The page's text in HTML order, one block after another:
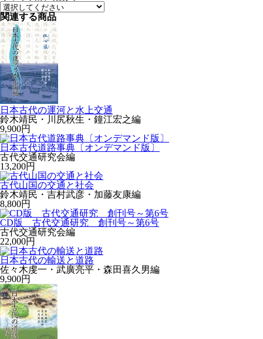
関連する商品
日本古代の運河と水上交通
鈴木靖民・川尻秋生・鐘江宏之編
9,900円
日本古代道路事典〔オンデマンド版〕
古代交通研究会編
13,200円
古代山国の交通と社会
鈴木靖民・吉村武彦・加藤友康編
8,800円
CD版 古代交通研究 創刊号～第6号
古代交通研究会編
22,000円
日本古代の輸送と道路
佐々木虔一・武廣亮平・森田喜久男編
9,900円